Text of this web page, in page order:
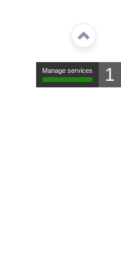
Manage services 1